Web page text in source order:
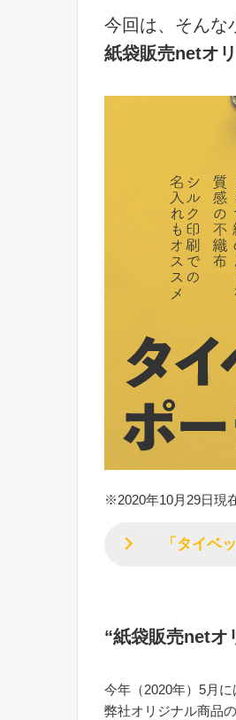
今回は、そんな
紙袋販売netオ
※2020年10月29日現
「タイ
“紙袋販売netオ
今年（2020年）5月に
弊社オリジナル商品